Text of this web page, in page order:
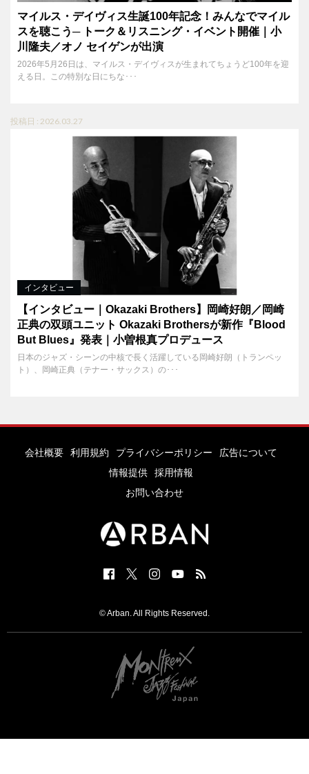
マイルス・デイヴィス生誕100年記念！みんなでマイル
スを聴こう─ トーク＆リスニング・イベント開催｜小
川隆夫／オノ セイゲンが出演
2026年5月26日は、マイルス・デイヴィスが生まれてちょうど100年を迎
える日。この特別な日にちな･･･
投稿日 : 2026.03.27
インタビュー
【インタビュー｜Okazaki Brothers】岡崎好朗／岡崎
正典の双頭ユニット Okazaki Brothersが新作『Blood
But Blues』発表｜小曽根真プロデュース
日本のジャズ・シーンの中核で長く活躍している岡崎好朗（トランペッ
ト）、岡崎正典（テナー・サックス）の･･･
会社概要 利用規約 プライバシーポリシー
広告について
情報提供
採用情報
お問い合わせ
© Arban. All Rights Reserved.